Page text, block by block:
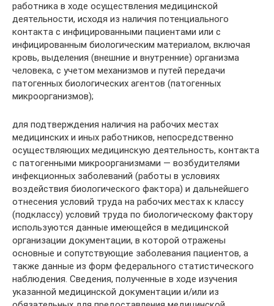
работника в ходе осуществления медицинской
деятельности, исходя из наличия потенциального
контакта с инфицированными пациентами или с
инфицированным биологическим материалом, включая
кровь, выделения (внешние и внутренние) организма
человека, с учетом механизмов и путей передачи
патогенных биологических агентов (патогенных
микроорганизмов);
для подтверждения наличия на рабочих местах
медицинских и иных работников, непосредственно
осуществляющих медицинскую деятельность, контакта
с патогенными микроорганизмами — возбудителями
инфекционных заболеваний (работы в условиях
воздействия биологического фактора) и дальнейшего
отнесения условий труда на рабочих местах к классу
(подклассу) условий труда по биологическому фактору
используются данные имеющейся в медицинской
организации документации, в которой отражены
основные и сопутствующие заболевания пациентов, а
также данные из форм федерального статистического
наблюдения. Сведения, полученные в ходе изучения
указанной медицинской документации и/или из